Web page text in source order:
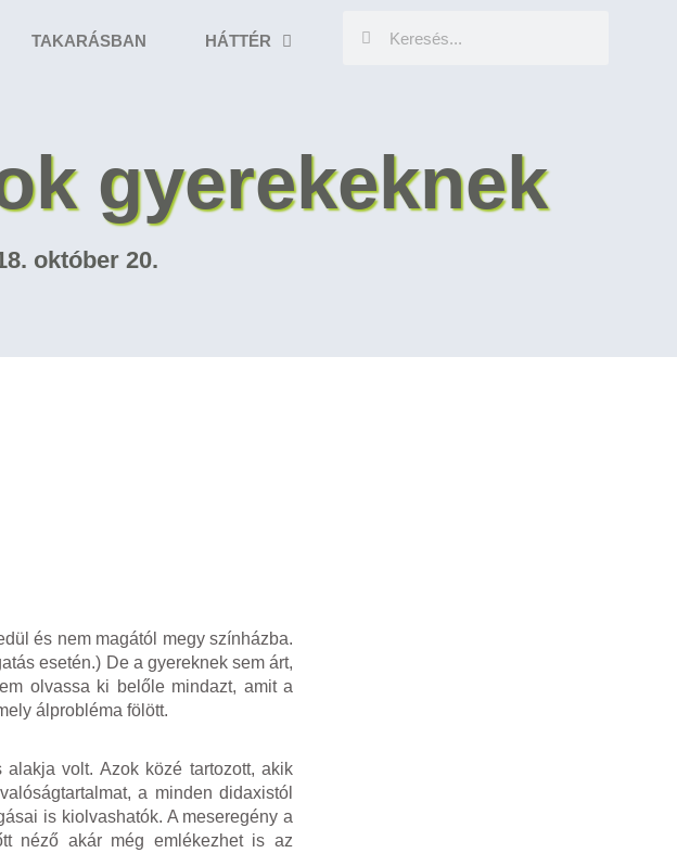
TAKARÁSBAN HÁTTÉR
gyerekeknek
október 20.
és nem magától megy színházba.
esetén.) De a gyereknek sem árt,
olvassa ki belőle mindazt, amit a
álprobléma fölött.
volt. Azok közé tartozott, akik
a minden didaxistól
is kiolvashatók. A meseregény a
néző akár még emlékezhet is az